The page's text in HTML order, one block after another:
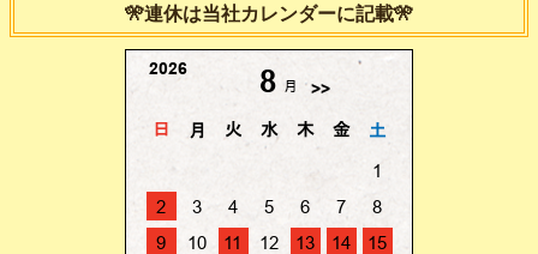
🎌連休は当社カレンダーに記載🎌